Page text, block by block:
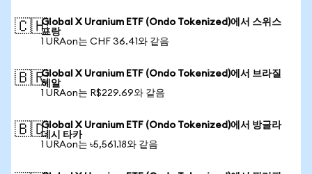
🇨🇭Global X Uranium ETF (Ondo Tokenized)에서 스위스
프랑
1 URAon는 CHF 36.41와 같음
🇧🇷Global X Uranium ETF (Ondo Tokenized)에서 브라질
헤알
1 URAon는 R$229.69와 같음
🇧🇩Global X Uranium ETF (Ondo Tokenized)에서 방글라
데시 타카
1 URAon는 ৳5,561.18와 같음